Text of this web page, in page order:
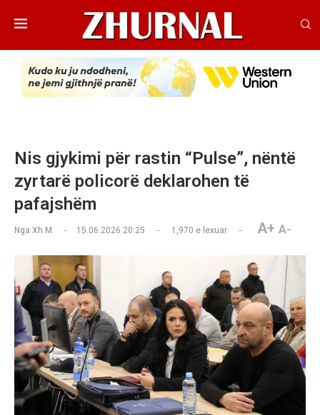
Nis gjykimi për rastin “Pulse”, nëntë
zyrtarë policorë deklarohen të
pafajshëm
Nga Xh M 15.06.2026 20:25 1,970 e lexuar A+ A-